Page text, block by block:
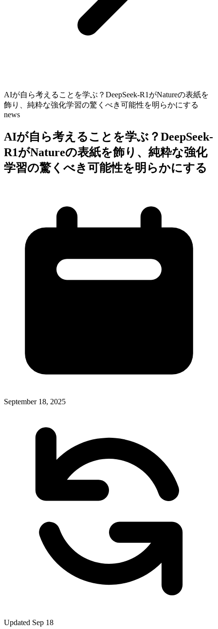
AIが自ら考えることを学ぶ？DeepSeek-R1がNatureの表紙を
飾り、純粋な強化学習の驚くべき可能性を明らかにする
news
AIが自ら考えることを学ぶ？DeepSeek-
R1がNatureの表紙を飾り、純粋な強化
学習の驚くべき可能性を明らかにする
September 18, 2025
Updated Sep 18